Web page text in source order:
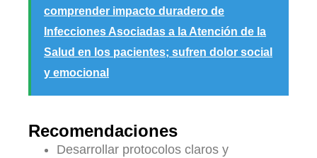
comprender impacto duradero de
Infecciones Asociadas a la Atención de la
Salud en los pacientes; sufren dolor social
y emocional
Recomendaciones
Desarrollar protocolos claros y